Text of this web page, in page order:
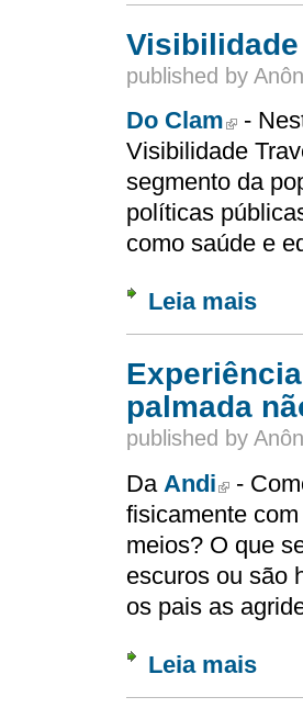
published by
Do Clam (link is
-
Visibilidade
segmento da
políticas
como saúde e
Leia mais
palmada
published by
Da Andi (link is
-
fisicamente
meios? O que
escuros ou são
os pais as
Leia mais